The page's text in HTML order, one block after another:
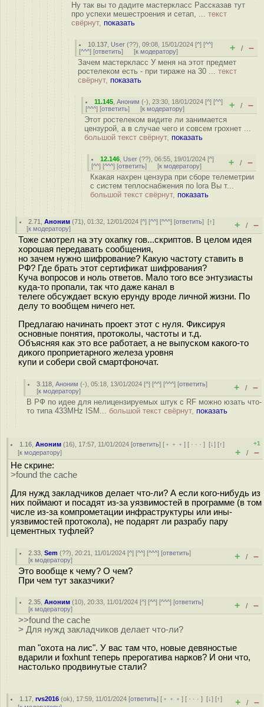
Ну так вы то дадите мастеркласс Рассказав тут
про успехи мешестроения и сетап, ... текст
свёрнут, показать
10.137 User (??), 09:08, 15/01/2024 [^] [^^]
[^^^] [ответить] [к модератору] + / –
Зачем мастеркласс У меня на этот предмет
ростелеком есть - при тираже на 30 ... текст
свёрнут, показать
11.145 ,Аноним (-), 23:30, 18/01/2024 [^] [^^]
[^^^] [ответить] [к модератору] + / –
Этот ростелеком видите ли занимается
цензурой, а в случае чего и совсем грохнет ...
большой текст свёрнут, показать
12.146 User (??), 06:55, 19/01/2024 [^]
[^^] [^^^] [ответить] [к модератору] + / –
Ккакая нахрен цензура при сборе телеметрии
с систем теплоснабжения по lora Вы т...
большой текст свёрнут, показать
2.71 ,Аноним (71), 01:32, 12/01/2024 [^] [^^] [^^^] [ответить][↑]
[к модератору] + / –
Тоже смотрел на эту охапку гов...скриптов. В целом идея
хорошая передавать сообщения,
но зачем нужно шифрование? Какую частоту ставить в
РФ? Где брать этот сертификат шифрования?
Куча вопросов и ноль ответов. Мало того все энтузиасты
куда-то пропали, так что даже канал в
телеге обсуждает вскую ерунду вроде личной жизни. По
делу то вообщем ничего нет.
Предлагаю начинать проект этот с нуля. Фиксируя
основные понятия, протоколы, частоты и т.д.
Объясняя как это все работает, а не выпуском какого-то
дикого проприетарного железа уровня
купи и собери свой смартфоночат.
3.118 ,Аноним (-), 05:18, 13/01/2024 [^] [^^] [^^^] [ответить]
[к модератору] + / –
В РФ по идее для нелицензируемых штук с RF можно юзать что-
то типа 433MHz ISM... большой текст свёрнут, показать
1.16 ,Аноним (16), 17:57, 11/01/2024 [ответить] [ ﹢﹢﹢] [ · · ·][↓] [↑]
[к модератору]
+1
+ / –
Не скрине:
>found the cache
Для нужд закладчиков делает что-ли? А если кого-нибудь из
них поймают и посадят из-за уязвимостей в программе (в том
числе из-за компрометации инфраструктуры или ины-
уязвимостей протокола), не подарят ли разрабу пару
цементных туфлей?
2.33 ,Sem (??), 20:21, 11/01/2024 [^] [^^] [^^^] [ответить]
[к модератору] + / –
Это вообще к чему? О чем?
При чем тут заказчики?
2.35 ,Аноним (10), 20:33, 11/01/2024 [^] [^^] [^^^] [ответить]
[к модератору] + / –
>>found the cache
> Для нужд закладчиков делает что-ли?
man "охота на лис". У вас там что, новые девяностые
вдарили и foxhunt теперь прерогатива нарков? И они что,
настолько продвинутые стали?
1.17 ,rvs2016 (ok), 17:59, 11/01/2024 [ответить] [ ﹢﹢﹢] [ · · ·][↓] [↑]
+ / –